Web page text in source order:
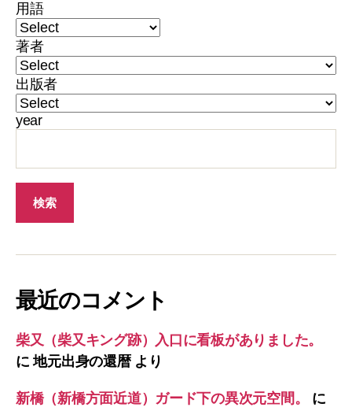
用語
著者
出版者
year
最近のコメント
柴又（柴又キング跡）入口に看板がありました。
に地元出身の還暦より
新橋（新橋方面近道）ガード下の異次元空間。
に